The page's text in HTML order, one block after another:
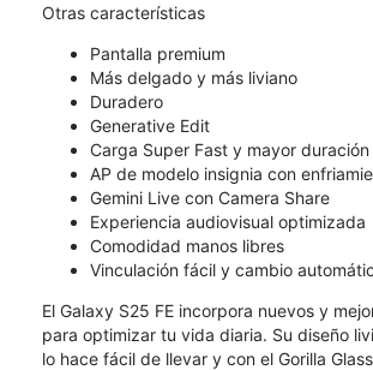
Otras características
Pantalla premium
Más delgado y más liviano
Duradero
Generative Edit
Carga Super Fast y mayor
AP de modelo insignia con
Gemini Live con Camera Share
Experiencia audiovisual optimizada
Comodidad manos libres
Vinculación fácil y cambio
El Galaxy S25 FE incorpora nuevos y
para optimizar tu vida diaria. Su diseño
lo hace fácil de llevar y con el Gorilla